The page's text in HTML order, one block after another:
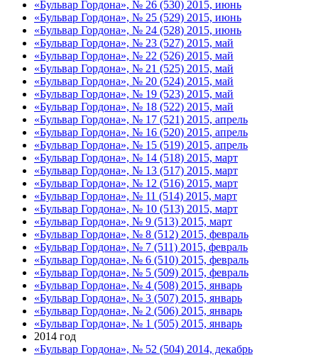
«Бульвар Гордона», № 26 (530) 2015, июнь
«Бульвар Гордона», № 25 (529) 2015, июнь
«Бульвар Гордона», № 24 (528) 2015, июнь
«Бульвар Гордона», № 23 (527) 2015, май
«Бульвар Гордона», № 22 (526) 2015, май
«Бульвар Гордона», № 21 (525) 2015, май
«Бульвар Гордона», № 20 (524) 2015, май
«Бульвар Гордона», № 19 (523) 2015, май
«Бульвар Гордона», № 18 (522) 2015, май
«Бульвар Гордона», № 17 (521) 2015, апрель
«Бульвар Гордона», № 16 (520) 2015, апрель
«Бульвар Гордона», № 15 (519) 2015, апрель
«Бульвар Гордона», № 14 (518) 2015, март
«Бульвар Гордона», № 13 (517) 2015, март
«Бульвар Гордона», № 12 (516) 2015, март
«Бульвар Гордона», № 11 (514) 2015, март
«Бульвар Гордона», № 10 (513) 2015, март
«Бульвар Гордона», № 9 (513) 2015, март
«Бульвар Гордона», № 8 (512) 2015, февраль
«Бульвар Гордона», № 7 (511) 2015, февраль
«Бульвар Гордона», № 6 (510) 2015, февраль
«Бульвар Гордона», № 5 (509) 2015, февраль
«Бульвар Гордона», № 4 (508) 2015, январь
«Бульвар Гордона», № 3 (507) 2015, январь
«Бульвар Гордона», № 2 (506) 2015, январь
«Бульвар Гордона», № 1 (505) 2015, январь
2014 год
«Бульвар Гордона», № 52 (504) 2014, декабрь